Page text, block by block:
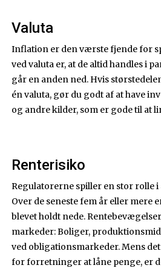
Valuta
Inflation er den værste fjende for
ved valuta er, at de altid handles i
går en anden ned. Hvis
én valuta, gør du godt af at have
og andre kilder, som er gode til at
Renterisiko
Regulatorerne spiller en stor rolle
Over de seneste fem år eller mere
blevet holdt nede.
markeder: Boliger,
ved obligationsmarkeder. Mens
for forretninger at låne penge, er